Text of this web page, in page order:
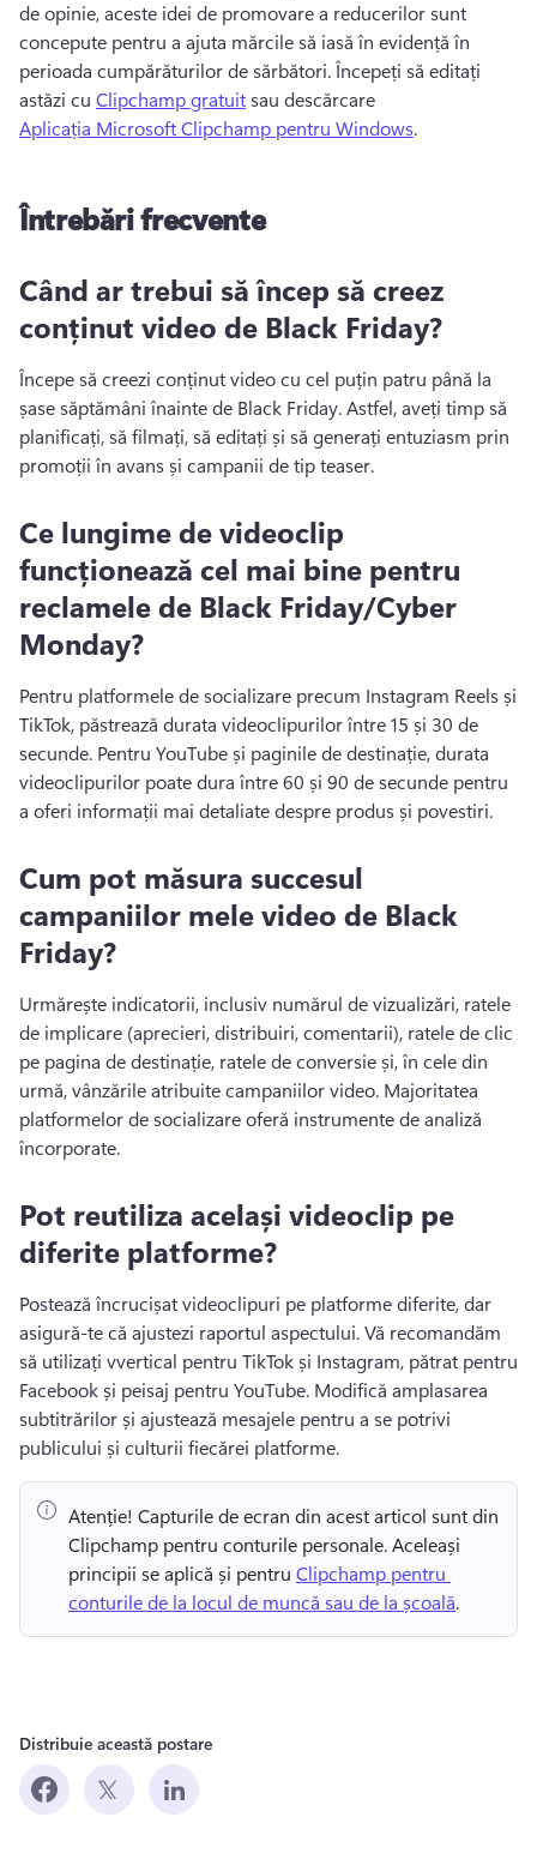
de opinie, aceste idei de promovare a reducerilor sunt
concepute pentru a ajuta mărcile să iasă în evidență în
perioada cumpărăturilor de sărbători. Începeți să editați
astăzi cu Clipchamp gratuit sau descărcare
Aplicația Microsoft Clipchamp pentru Windows.
Întrebări frecvente
Când ar trebui să încep să creez
conținut video de Black Friday?
Începe să creezi conținut video cu cel puțin patru până la
șase săptămâni înainte de Black Friday. Astfel, aveți timp să
planificați, să filmați, să editați și să generați entuziasm prin
promoții în avans și campanii de tip teaser.
Ce lungime de videoclip
funcționează cel mai bine pentru
reclamele de Black Friday/Cyber
Monday?
Pentru platformele de socializare precum Instagram Reels și
TikTok, păstrează durata videoclipurilor între 15 și 30 de
secunde. Pentru YouTube și paginile de destinație, durata
videoclipurilor poate dura între 60 și 90 de secunde pentru
a oferi informații mai detaliate despre produs și povestiri.
Cum pot măsura succesul
campaniilor mele video de Black
Friday?
Urmărește indicatorii, inclusiv numărul de vizualizări, ratele
de implicare (aprecieri, distribuiri, comentarii), ratele de clic
pe pagina de destinație, ratele de conversie și, în cele din
urmă, vânzările atribuite campaniilor video. Majoritatea
platformelor de socializare oferă instrumente de analiză
încorporate.
Pot reutiliza același videoclip pe
diferite platforme?
Postează încrucișat videoclipuri pe platforme diferite, dar
asigură-te că ajustezi raportul aspectului. Vă recomandăm
să utilizați vvertical pentru TikTok și Instagram, pătrat pentru
Facebook și peisaj pentru YouTube. Modifică amplasarea
subtitrărilor și ajustează mesajele pentru a se potrivi
publicului și culturii fiecărei platforme.
Atenție! Capturile de ecran din acest articol sunt din
Clipchamp pentru conturile personale. Aceleași
principii se aplică și pentru Clipchamp pentru
conturile de la locul de muncă sau de la școală.
Distribuie această postare